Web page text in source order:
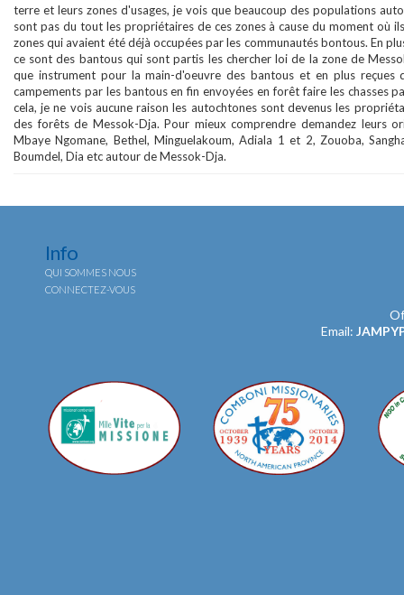
terre et leurs zones d'usages, je vois que beaucoup des populations
sont pas du tout les propriétaires de ces zones à cause du moment où
zones qui avaient été déjà occupées par les communautés bontous. En
ce sont des bantous qui sont partis les chercher loi de la zone de
que instrument pour la main-d'oeuvre des bantous et en plus reçues
campements par les bantous en fin envoyées en forêt faire les chasses
cela, je ne vois aucune raison les autochtones sont devenus les
des forêts de Messok-Dja. Pour mieux comprendre demandez leurs
Mbaye Ngomane, Bethel, Minguelakoum, Adiala 1 et 2, Zouoba,
Boumdel, Dia etc autour de Messok-Dja.
Info
QUI SOMMES NOUS
CONNECTEZ-VOUS
Email: